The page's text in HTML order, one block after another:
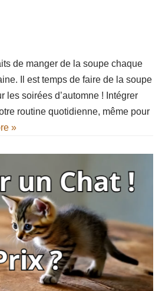
de manger de la soupe chaque
Il est temps de faire de la soupe
les soirées d’automne ! Intégrer
routine quotidienne, même pour
»